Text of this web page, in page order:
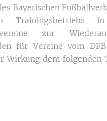
Bayerischen
zur
für Vereine vom
Wirkung dem folgenden